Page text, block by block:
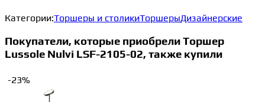
Категории:Торшеры и столикиТоршерыДизайнерские
Покупатели, которые приобрели Торшер
Lussole Nulvi LSF-2105-02, также купили
-23%